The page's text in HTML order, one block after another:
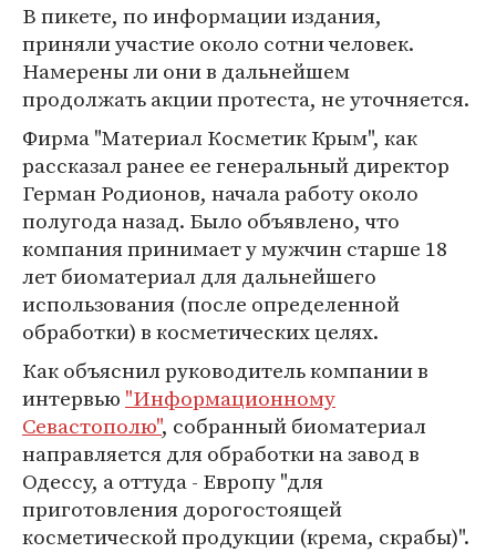
В пикете, по информации издания,
приняли участие около сотни человек.
Намерены ли они в дальнейшем
продолжать акции протеста, не уточняется.
Фирма "Материал Косметик Крым", как
рассказал ранее ее генеральный директор
Герман Родионов, начала работу около
полугода назад. Было объявлено, что
компания принимает у мужчин старше 18
лет биоматериал для дальнейшего
использования (после определенной
обработки) в косметических целях.
Как объяснил руководитель компании в
интервью "Информационному
Севастополю", собранный биоматериал
направляется для обработки на завод в
Одессу, а оттуда - Европу "для
приготовления дорогостоящей
косметической продукции (крема, скрабы)".